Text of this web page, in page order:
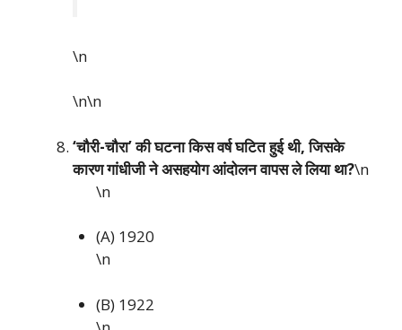
\n
\n\n
‘चौरी-चौरा’ की घटना किस वर्ष घटित हुई थी, जिसके
कारण गांधीजी ने असहयोग आंदोलन वापस ले लिया था?\n
\n
(A) 1920
\n
(B) 1922